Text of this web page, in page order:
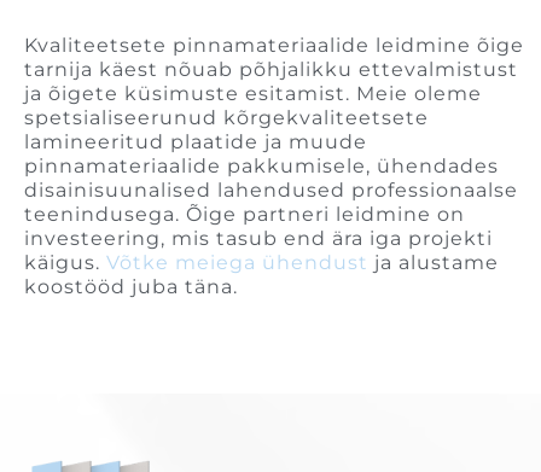
Kvaliteetsete pinnamateriaalide leidmine õige
tarnija käest nõuab põhjalikku ettevalmistust
ja õigete küsimuste esitamist. Meie oleme
spetsialiseerunud kõrgekvaliteetsete
lamineeritud plaatide ja muude
pinnamateriaalide pakkumisele, ühendades
disainisuunalised lahendused professionaalse
teenindusega. Õige partneri leidmine on
investeering, mis tasub end ära iga projekti
käigus. Võtke meiega ühendust ja alustame
koostööd juba täna.